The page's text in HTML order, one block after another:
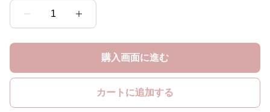
1
購入画面に進む
カートに追加する